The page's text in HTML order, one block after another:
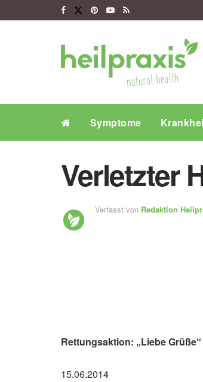
Symptome
Verletzter
Verfasst von Redaktion
Rettungsaktion: „Liebe
15.06.2014